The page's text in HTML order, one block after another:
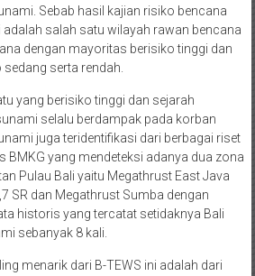
Sebab hasil kajian risiko bencana
salah satu wilayah rawan bencana
dengan mayoritas berisiko tinggi dan
serta rendah.
yang berisiko tinggi dan sejarah
selalu berdampak pada korban
juga teridentifikasi dari berbagai riset
BMKG yang mendeteksi adanya dua zona
Pulau Bali yaitu Megathrust East Java
SR dan Megathrust Sumba dengan
historis yang tercatat setidaknya Bali
sebanyak 8 kali.
menarik dari B-TEWS ini adalah dari